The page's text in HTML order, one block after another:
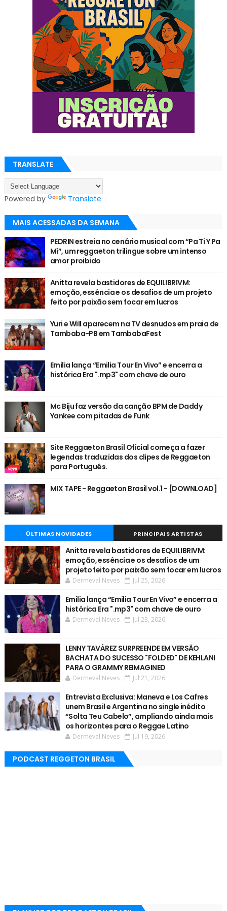
TRANSLATE
Powered by Translate
MAIS ACESSADAS DA SEMANA
PEDRIN estreia no cenário musical com “Pa Ti Y Pa
Mí”, um reggaeton trilingue sobre um intenso
amor proibido
Anitta revela bastidores de EQUILIBRIVM:
emoção, essência e os desafios de um projeto
feito por paixão sem focar em lucros
Yuri e Will aparecem na TV desnudos em praia de
Tambaba-PB em TambabaFest
Emilia lança “Emilia Tour En Vivo” e encerra a
histórica Era ".mp3" com chave de ouro
Mc Biju faz versão da canção BPM de Daddy
Yankee com pitadas de Funk
Site Reggaeton Brasil Oficial começa a fazer
legendas traduzidas dos clipes de Reggaeton
para Português.
MIX TAPE - Reggaeton Brasil vol.1 - [DOWNLOAD]
ÚLTIMAS NOVIDADES PRINCIPAIS ARTISTAS
Anitta revela bastidores de EQUILIBRIVM:
emoção, essência e os desafios de um
projeto feito por paixão sem focar em lucros
Dermeval Neves Jul 25, 2026
Emilia lança “Emilia Tour En Vivo” e encerra a
histórica Era ".mp3" com chave de ouro
Dermeval Neves Jul 23, 2026
LENNY TAVÁREZ SURPREENDE EM VERSÃO
BACHATA DO SUCESSO "FOLDED" DE KEHLANI
PARA O GRAMMY REIMAGINED
Dermeval Neves Jul 21, 2026
Entrevista Exclusiva: Maneva e Los Cafres
unem Brasil e Argentina no single inédito
“Solta Teu Cabelo”, ampliando ainda mais
os horizontes para o Reggae Latino
Dermeval Neves Jul 19, 2026
PODCAST REGGETON BRASIL